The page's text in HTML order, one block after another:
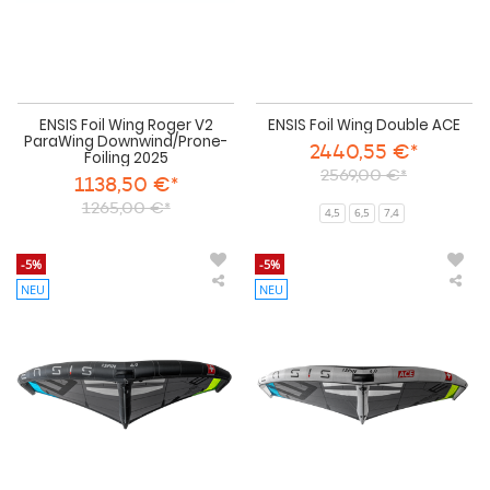
ENSIS Foil Wing Roger V2
ParaWing Downwind/Prone-
Foiling 2025
1138,50 €*
1265,00 €*
ENSIS Foil Wing Double ACE
2440,55 €*
2569,00 €*
4,5 6,5 7,4
-5%
NEU
ENSIS
SPIN
II
-5%
NEU
II